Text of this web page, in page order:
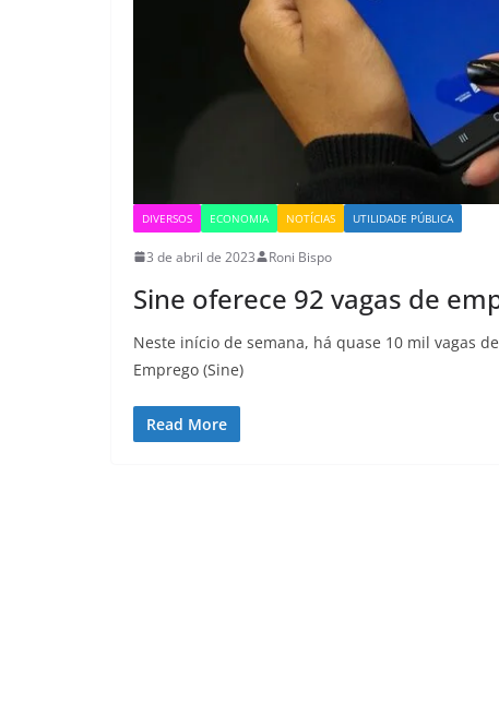
DIVERSOS ECONOMIA NOTÍCIAS UTILIDADE PÚBLICA
3 de abril de 2023 Roni Bispo
Sine oferece 92 vagas de
Neste início de semana, há quase 10 mil vagas
Emprego (Sine)
Read More